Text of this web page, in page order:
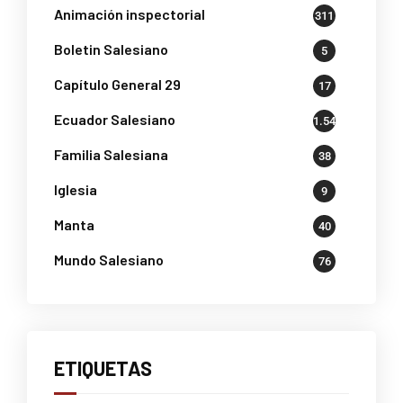
Animación inspectorial 311
Boletin Salesiano 5
Capítulo General 29 17
Ecuador Salesiano 1.541
Familia Salesiana 38
Iglesia 9
Manta 40
Mundo Salesiano 76
ETIQUETAS